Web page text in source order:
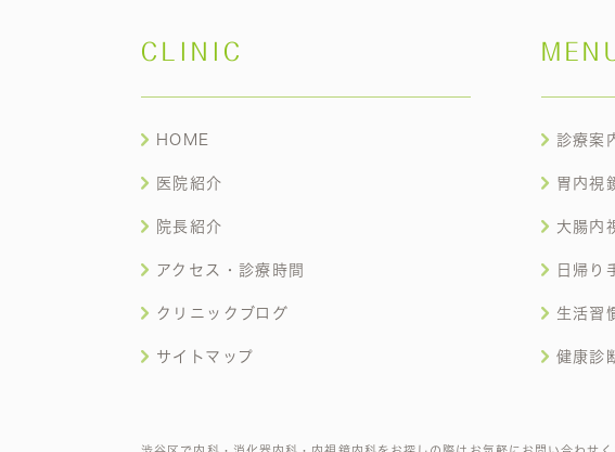
CLINIC
HOME
医院紹介
院長紹介
アクセス・診療時間
クリニックブログ
サイトマップ
診療案
胃内視
大腸内
日帰り
生活習
健康診